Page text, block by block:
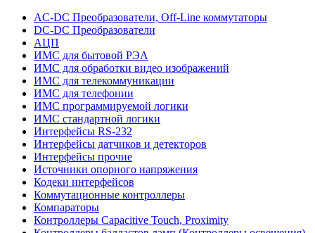
AC-DC Преобразователи, Off-Line коммутаторы
DC-DC Преобразователи
АЦП
ИМС для бытовой РЭА
ИМС для обработки видео изображений
ИМС для телекоммуникации
ИМС для телефонии
ИМС программируемой логики
ИМС стандартной логики
Интерфейсы RS-232
Интерфейсы датчиков и детекторов
Интерфейсы прочие
Источники опорного напряжения
Кодеки интерфейсов
Коммутационные контроллеры
Компараторы
Контроллеры Capacitive Touch, Proximity